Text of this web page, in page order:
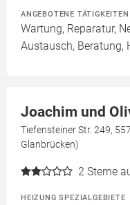
ANGEBOTENE TÄTIGKEITEN
Wartung, Reparatur,
Austausch, Beratung,
Joachim und
Tiefensteiner Str. 249,
Glanbrücken)
2 Sterne
HEIZUNG SPEZIALGEBIETE